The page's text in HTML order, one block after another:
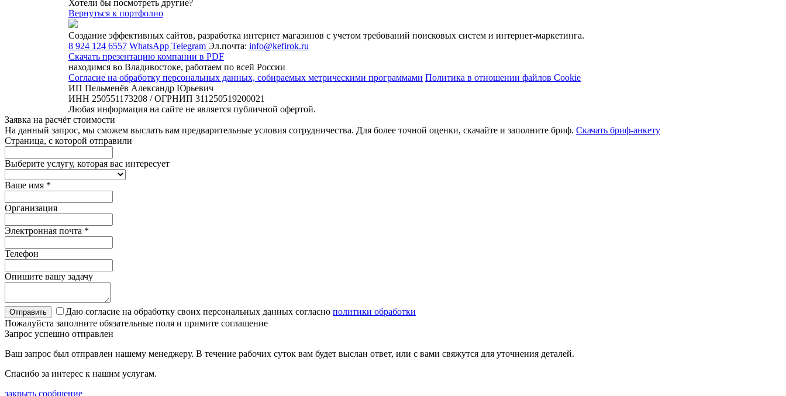
Хотели бы посмотреть другие?
Вернуться к портфолио
Создание эффективных сайтов, разработка интернет магазинов с учетом требований поисковых систем и интернет-маркетинга.
8 924 124 6557 WhatsApp Telegram Эл.почта: info@kefirok.ru
Скачать презентацию компании в PDF
находимся во Владивостоке, работаем по всей России
Согласие на обработку персональных данных, собираемых метрическими программами Политика в отношении файлов Cookie
ИП Пельменёв Александр Юрьевич
ИНН 250551173208 / ОГРНИП 311250519200021
Любая информация на сайте не является публичной офертой.
Заявка на расчёт стоимости
На данный запрос, мы сможем выслать вам предварительные условия сотрудничества. Для более точной оценки, скачайте и заполните бриф. Скачать бриф-анкету
Страница, с которой отправили
Выберите услугу, которая вас интересует
Ваше имя *
Организация
Электронная почта *
Телефон
Опишите вашу задачу
Даю согласие на обработку своих персональных данных согласно политики обработки
Пожалуйста заполните обязательные поля и примите соглашение
Запрос успешно отправлен
Ваш запрос был отправлен нашему менеджеру. В течение рабочих суток вам будет выслан ответ, или с вами свяжутся для уточнения деталей.
Спасибо за интерес к нашим услугам.
закрыть сообщение